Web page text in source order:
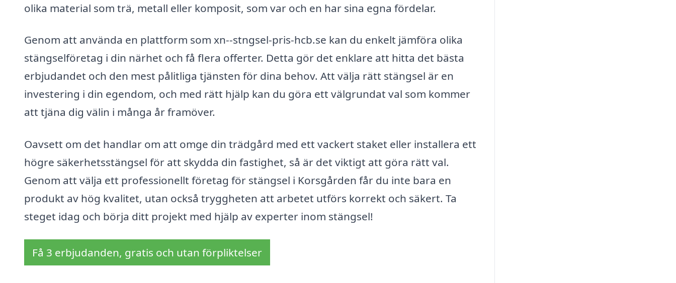
olika material som trä, metall eller komposit, som var och en har sina egna fördelar.
Genom att använda en plattform som xn--stngsel-pris-hcb.se kan du enkelt jämföra olika
stängselföretag i din närhet och få flera offerter. Detta gör det enklare att hitta det bästa
erbjudandet och den mest pålitliga tjänsten för dina behov. Att välja rätt stängsel är en
investering i din egendom, och med rätt hjälp kan du göra ett välgrundat val som kommer
att tjäna dig välin i många år framöver.
Oavsett om det handlar om att omge din trädgård med ett vackert staket eller installera ett
högre säkerhetsstängsel för att skydda din fastighet, så är det viktigt att göra rätt val.
Genom att välja ett professionellt företag för stängsel i Korsgården får du inte bara en
produkt av hög kvalitet, utan också tryggheten att arbetet utförs korrekt och säkert. Ta
steget idag och börja ditt projekt med hjälp av experter inom stängsel!
Få 3 erbjudanden, gratis och utan förpliktelser